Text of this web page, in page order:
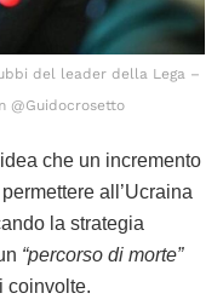
del leader della Lega –
@Guidocrosetto
che un incremento
all’Ucraina
la strategia
“percorso di morte”
coinvolte.